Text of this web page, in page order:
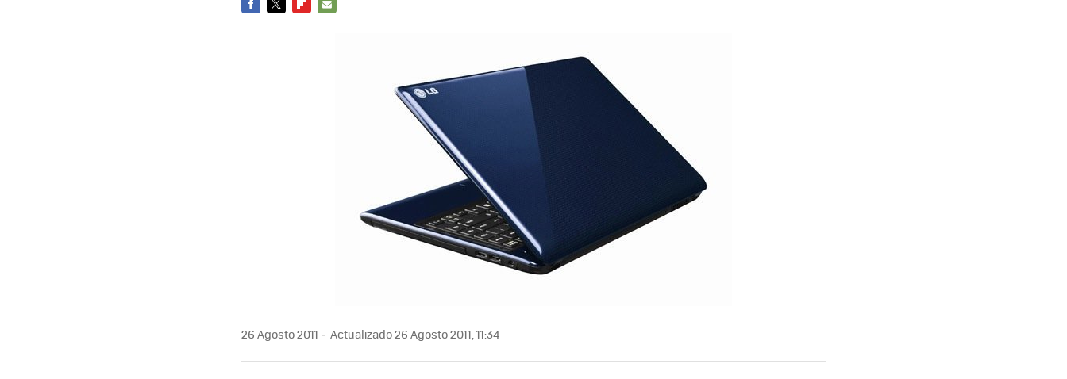
26 Agosto 2011 Actualizado 26 Agosto 2011, 11:34